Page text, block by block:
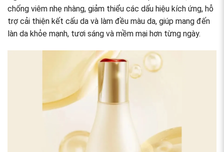
chống viêm nhẹ nhàng, giảm thiểu các dấu hiệu kích ứng, hỗ
trợ cải thiện kết cấu da và làm đều màu da, giúp mang đến
làn da khỏe mạnh, tươi sáng và mềm mại hơn từng ngày.